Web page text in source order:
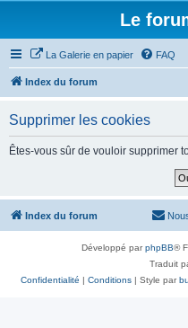
Le
La Galerie en papier FAQ
Index du forum
Supprimer les cookies
Êtes-vous sûr de vouloir supprimer
Index du forum
Développé parphpBB®
Traduit
Confidentialité | Conditions| Style par